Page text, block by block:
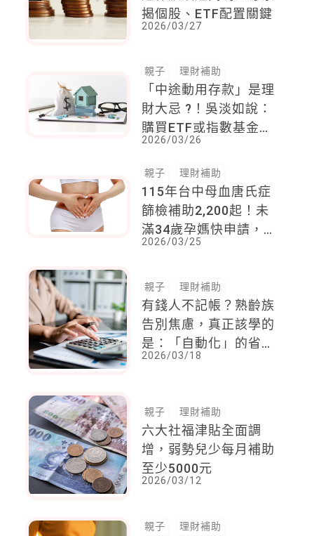
揭個股、ETF配置關鍵
2026/03/27
親子 理財補助
「中途動用存款」是理
財大忌 ?！吳淡如說：
購買ETF或指數基金，
長期持有才能穩定致富
2026/03/26
親子 理財補助
115年台中母血唐氏症
篩檢補助2,200起！未
滿34歲孕媽快申請，準
爸媽別錯過早期防線
2026/03/25
親子 理財補助
有錢人不記帳？熟齡族
告別焦慮，真正該學的
是：「自動化」的省力
記帳法
2026/03/18
親子 理財補助
六大社福津貼全面調
增，弱勢兒少每月補助
至少5000元
2026/03/12
親子 理財補助